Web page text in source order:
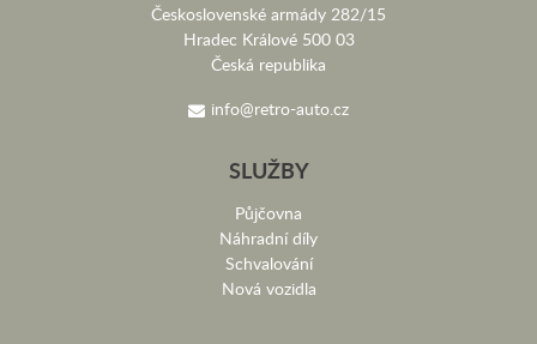
Československé armády 282/15
Hradec Králové 500 03
Česká republika
info@retro-auto.cz
SLUŽBY
Půjčovna
Náhradní díly
Schvalování
Nová vozidla